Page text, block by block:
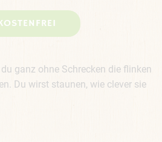
ganz ohne Schrecken die flinken
Du wirst staunen, wie clever sie